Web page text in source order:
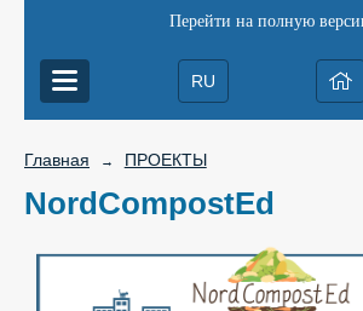
Перейти на полную
RU
Главная → ПРОЕКТЫ
NordCompostEd